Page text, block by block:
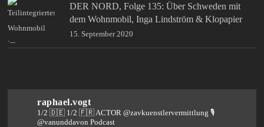
DER NORD, Folge 135: Über Schweden mit
dem Wohnmobil, Inga Lindström & Klopapier
15. September 2020
raphael.vogt
1/2 🇩🇪 1/2 🇫🇷 ACTOR @zavkuenstlervermittlung🎙️
@vanunddavon Podcast